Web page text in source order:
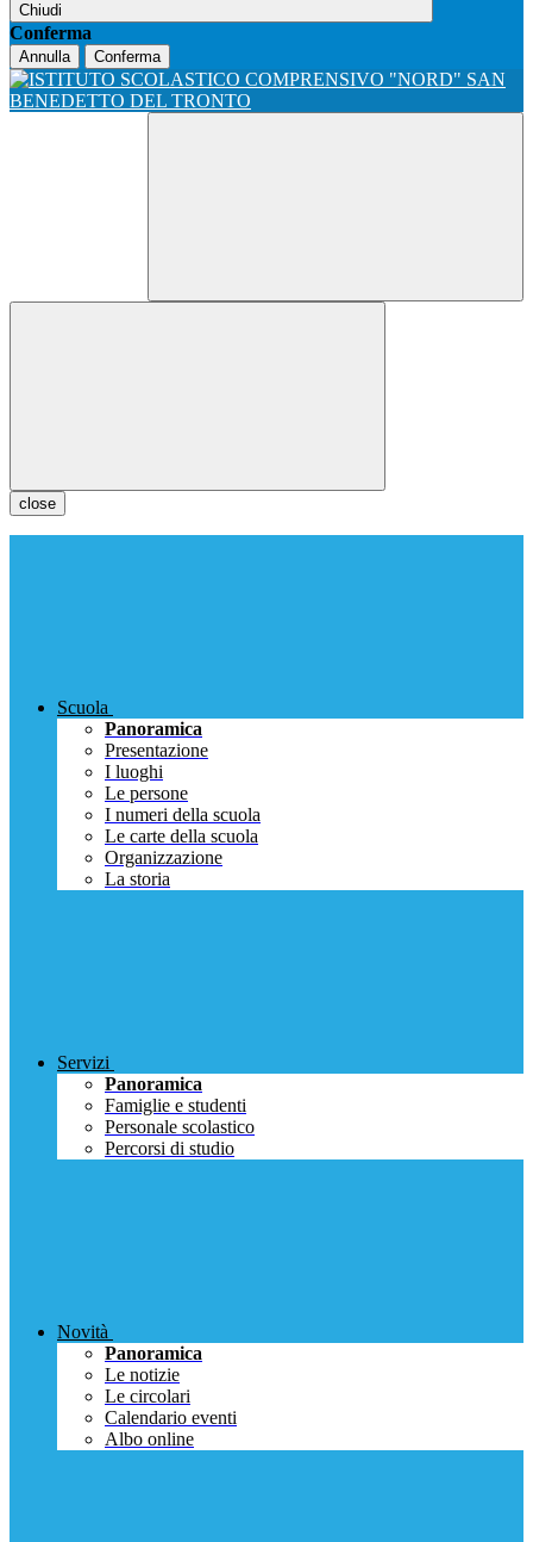
Chiudi
Conferma
Annulla Conferma
close
Scuola
Panoramica
Presentazione
I luoghi
Le persone
I numeri della scuola
Le carte della scuola
Organizzazione
La storia
Servizi
Panoramica
Famiglie e studenti
Personale scolastico
Percorsi di studio
Novità
Panoramica
Le notizie
Le circolari
Calendario eventi
Albo online